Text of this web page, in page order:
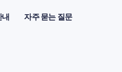
자주 묻는 질문